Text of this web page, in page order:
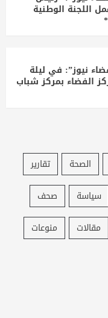
اللجنة الوطنية
نيوز”: في ليلة
الفضاء بمركز شباب
الصحة
تقارير
سياسة
صحف
مقالات
منوعات